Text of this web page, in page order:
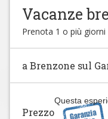
Vacanze
Prenota 1 o più
a Brenzone sul
Questa
Prezzo